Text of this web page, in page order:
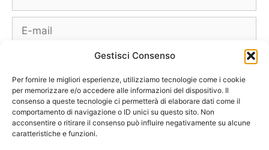
Gestisci Consenso
Per fornire le migliori esperienze, utilizziamo tecnologie come i cookie
per memorizzare e/o accedere alle informazioni del dispositivo. Il
consenso a queste tecnologie ci permetterà di elaborare dati come il
comportamento di navigazione o ID unici su questo sito. Non
acconsentire o ritirare il consenso può influire negativamente su alcune
caratteristiche e funzioni.
E-
mail
web